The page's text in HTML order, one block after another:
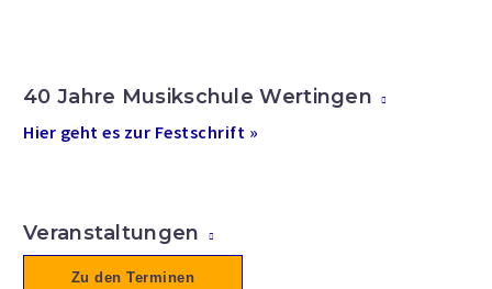
40 Jahre Musikschule Wertingen
Hier geht es zur Festschrift »
Veranstaltungen
Zu den Terminen